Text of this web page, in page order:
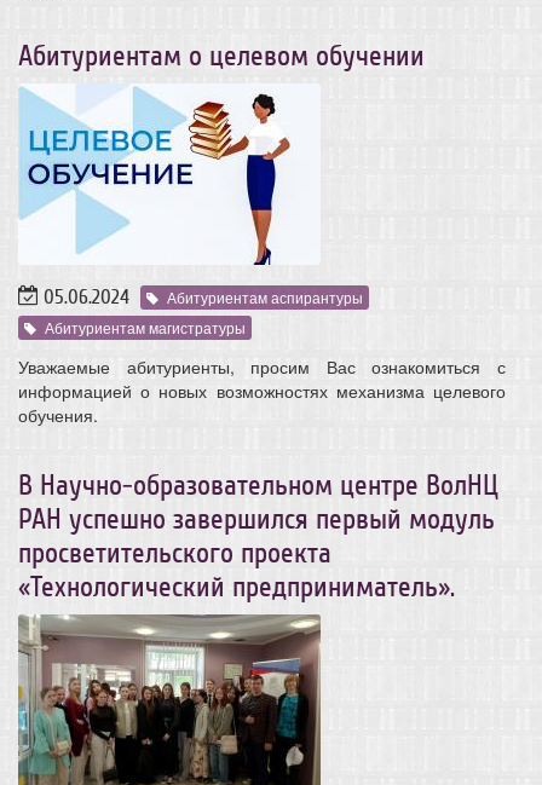
Абитуриентам о целевом обучении
05.06.2024
Абитуриентам аспирантуры
Абитуриентам магистратуры
Уважаемые абитуриенты, просим Вас ознакомиться с
информацией о новых возможностях механизма целевого
обучения.
В Научно-образовательном центре ВолНЦ
РАН успешно завершился первый модуль
просветительского проекта
«Технологический предприниматель».